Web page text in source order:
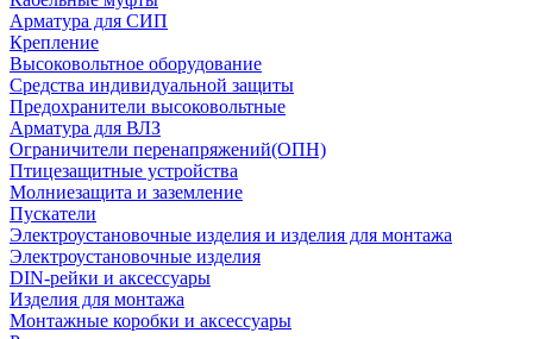
Арматура для СИП
Крепление
Высоковольтное оборудование
Средства индивидуальной защиты
Предохранители высоковольтные
Арматура для ВЛЗ
Ограничители перенапряжений(ОПН)
Птицезащитные устройства
Молниезащита и заземление
Пускатели
Электроустановочные изделия и изделия для монтажа
Электроустановочные изделия
DIN-рейки и аксессуары
Изделия для монтажа
Монтажные коробки и аксессуары